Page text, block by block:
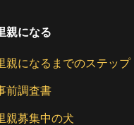
親になる
親になるまでのステップ
前調査書
親募集中の犬